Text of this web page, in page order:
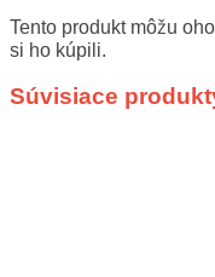
Tento produkt môžu
si ho kúpili.
Súvisiace